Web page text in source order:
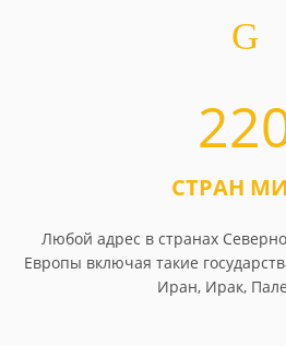
СТРАН
Любой адрес в странах
Европы включая такие
Иран, Ирак,